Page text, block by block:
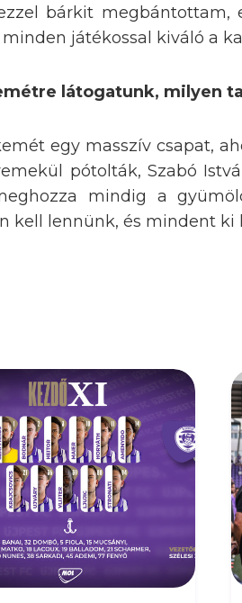
bárkit megbántottam,
játékossal kiváló a
látogatunk, milyen
egy masszív csapat,
pótolták, Szabó
mindig a
kell lennünk, és mindent